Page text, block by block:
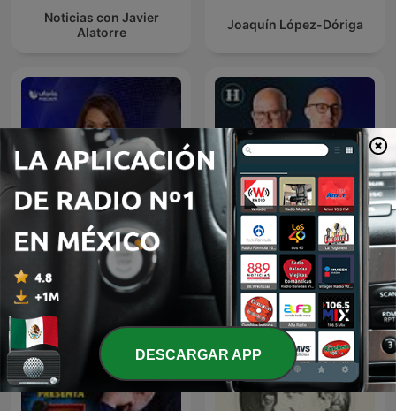
Noticias con Javier
Alatorre
Joaquín López-Dóriga
Noticias Univision
Julio Patán y Juan Ignacio
Zavala en El Heraldo Radio
DESCARGAR APP